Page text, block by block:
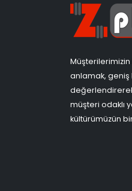
Müşterilerimizin
anlamak, geniş
müşteri odaklı
kültürümüzün